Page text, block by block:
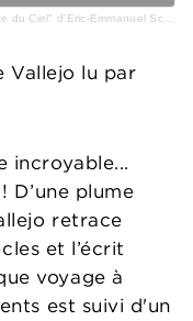
Emmanuel Schmitt lu par l'auteur
Vallejo lu par
incroyable...
D’une plume
retrace
et l’écrit
voyage à
est suivi d'un